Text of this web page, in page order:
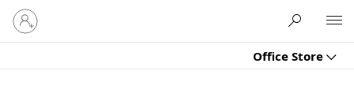
Office Store
היכנס
לחשבון
שלך